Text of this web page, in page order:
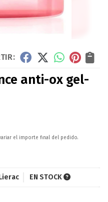
anti-ox gel-
el importe final del pedido.
EN STOCK